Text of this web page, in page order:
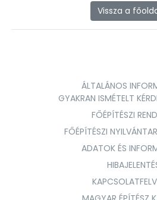
Vissza a
ÁLTALÁNOS
GYAKRAN ISMÉTELT
FŐÉPÍTÉSZI
FŐÉPÍTÉSZI
ADATOK ÉS